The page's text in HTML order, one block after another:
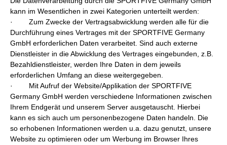
kann im Wesentlichen in zwei Kategorien unterteilt werden:
· Zum Zwecke der Vertragsabwicklung werden alle für die
Durchführung eines Vertrages mit der SPORTFIVE Germany
GmbH erforderlichen Daten verarbeitet. Sind auch externe
Dienstleister in die Abwicklung des Vertrages eingebunden, z.B.
Bezahldienstleister, werden Ihre Daten in dem jeweils
erforderlichen Umfang an diese weitergegeben.
· Mit Aufruf der Website/Applikation der SPORTFIVE
Germany GmbH werden verschiedene Informationen zwischen
Ihrem Endgerät und unserem Server ausgetauscht. Hierbei
kann es sich auch um personenbezogene Daten handeln. Die
so erhobenen Informationen werden u.a. dazu genutzt, unsere
Website zu optimieren oder um Werbung im Browser Ihres